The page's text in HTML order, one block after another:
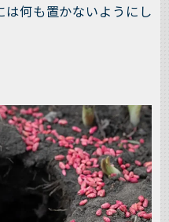
何も置かないようにし